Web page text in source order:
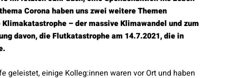
Corona haben uns zwei weitere Themen
– der massive Klimawandel und zum
davon, die Flutkatastrophe am 14.7.2021, die in
geleistet, einige Kolleg:innen waren vor Ort und haben